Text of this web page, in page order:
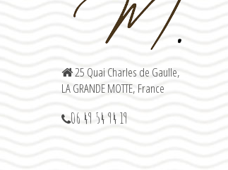
25 Quai Charles de Gaulle,
LA GRANDE MOTTE, France
06 49 54 94 19